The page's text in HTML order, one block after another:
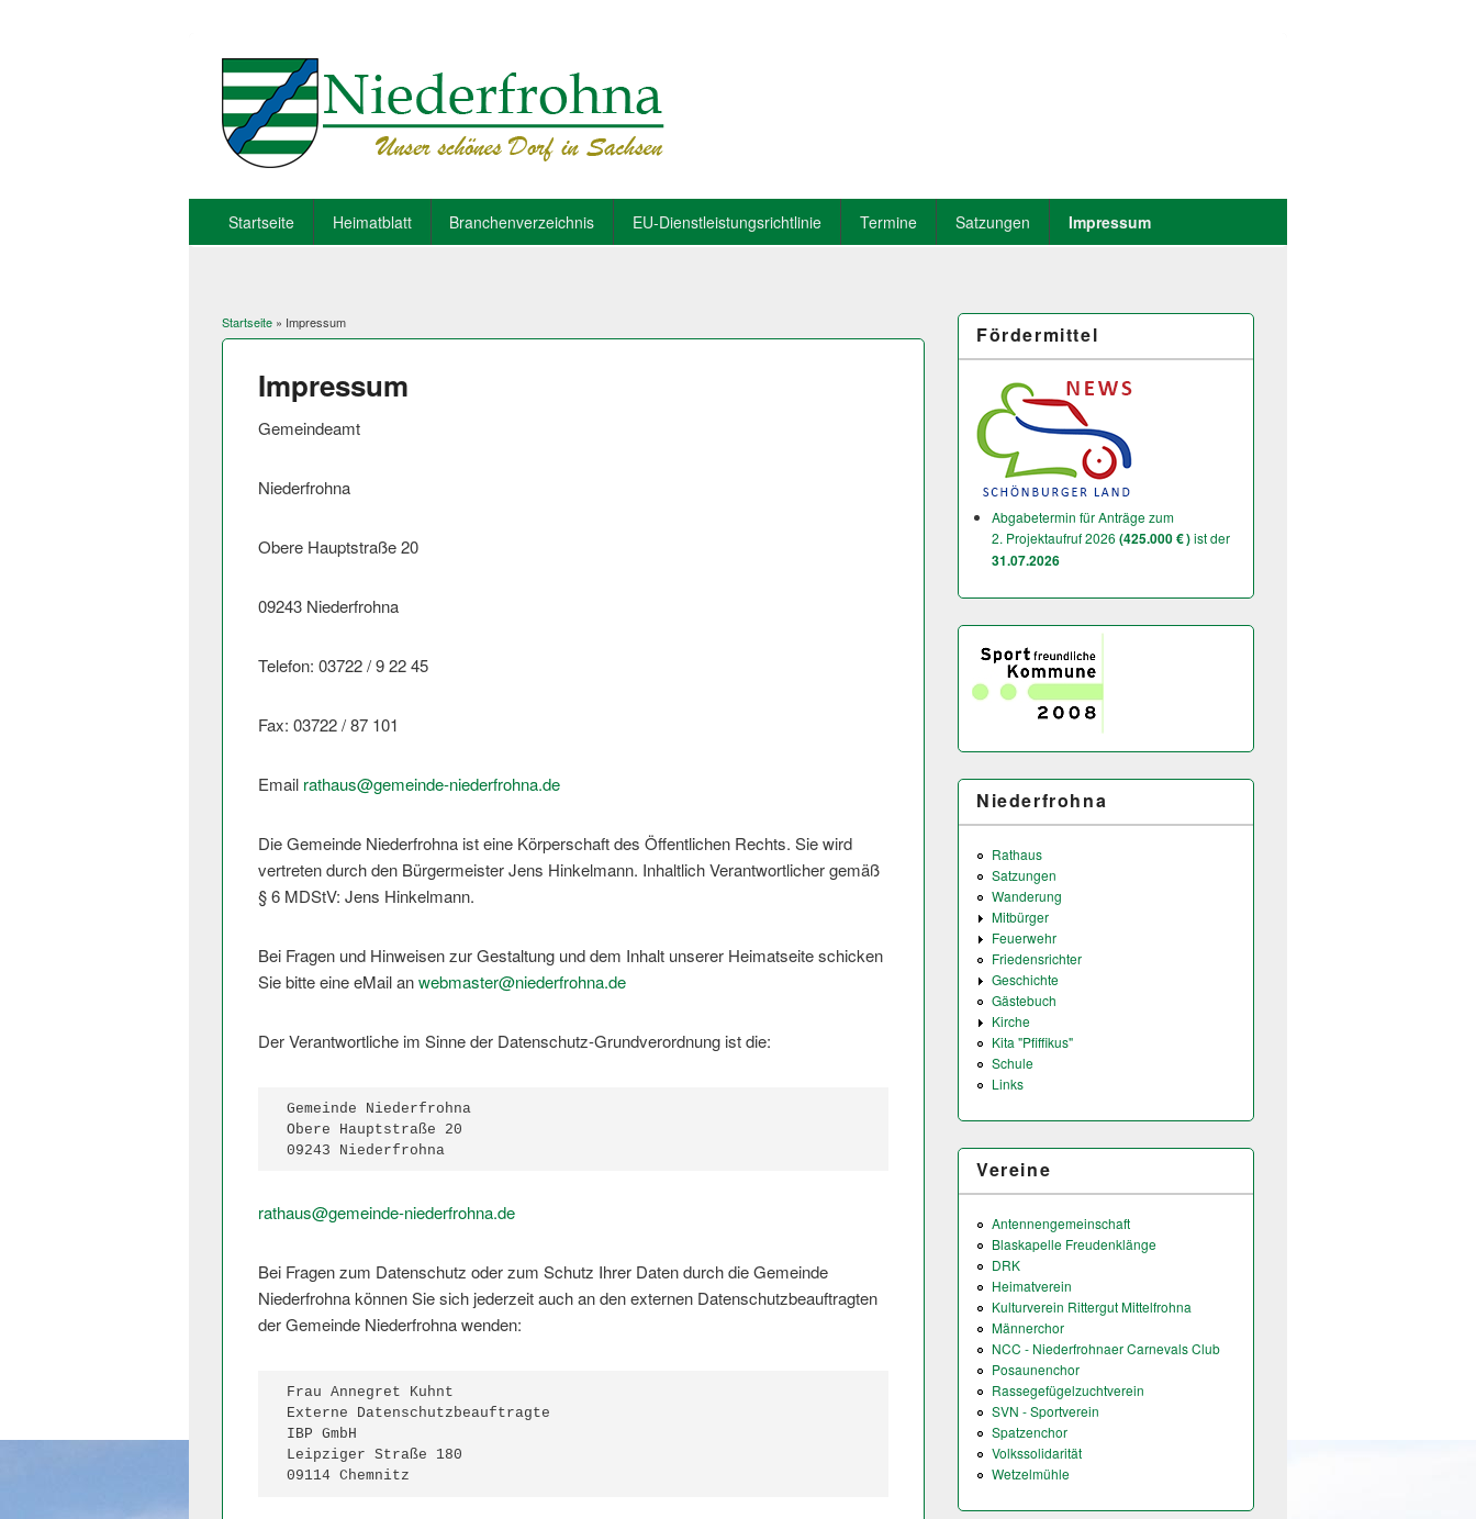
Startseite Heimatblatt Branchenverzeichnis EU-Dienstleistungsrichtlinie Termine Satzungen Impressum
Sie sind hier
Startseite » Impressum
Impressum
Gemeindeamt
Niederfrohna
Obere Hauptstraße 20
09243 Niederfrohna
Telefon: 03722 / 9 22 45
Fax: 03722 / 87 101
Email rathaus@gemeinde-niederfrohna.de
Die Gemeinde Niederfrohna ist eine Körperschaft des Öffentlichen Rechts. Sie wird
vertreten durch den Bürgermeister Jens Hinkelmann. Inhaltlich Verantwortlicher gemäß
§ 6 MDStV: Jens Hinkelmann.
Bei Fragen und Hinweisen zur Gestaltung und dem Inhalt unserer Heimatseite schicken
Sie bitte eine eMail anwebmaster@niederfrohna.de
Der Verantwortliche im Sinne der Datenschutz-Grundverordnung ist die:
Gemeinde Niederfrohna
Obere Hauptstraße 20
09243 Niederfrohna
rathaus@gemeinde-niederfrohna.de
Bei Fragen zum Datenschutz oder zum Schutz Ihrer Daten durch die Gemeinde
Niederfrohna können Sie sich jederzeit auch an den externen Datenschutzbe­auftragten
der Gemeinde Niederfrohna wenden:
Frau Annegret Kuhnt
Externe Datenschutzbeauftragte
IBP GmbH
Leipziger Straße 180
09114 Chemnitz
Fördermittel
Abgabetermin für Anträge zum
2. Projektaufruf 2026 (425.000 € )ist der
31.07.2026
Niederfrohna
Rathaus
Satzungen
Wanderung
Mitbürger
Feuerwehr
Friedensrichter
Geschichte
Gästebuch
Kirche
Kita "Pfiffikus"
Schule
Links
Vereine
Antennengemeinschaft
Blaskapelle Freudenklänge
DRK
Heimatverein
Kulturverein Rittergut Mittelfrohna
Männerchor
NCC - Niederfrohnaer Carnevals Club
Posaunenchor
Rassegefügelzuchtverein
SVN - Sportverein
Spatzenchor
Volkssolidarität
Wetzelmühle